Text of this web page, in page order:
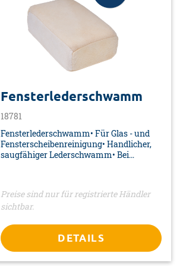
Fensterlederschwamm
18781
Fensterlederschwamm• Für Glas - und
Fensterscheibenreinigung• Handlicher,
saugfähiger Lederschwamm• Bei
Banderole
Preise sind nur für registrierte Händler
sichtbar.
DETAILS